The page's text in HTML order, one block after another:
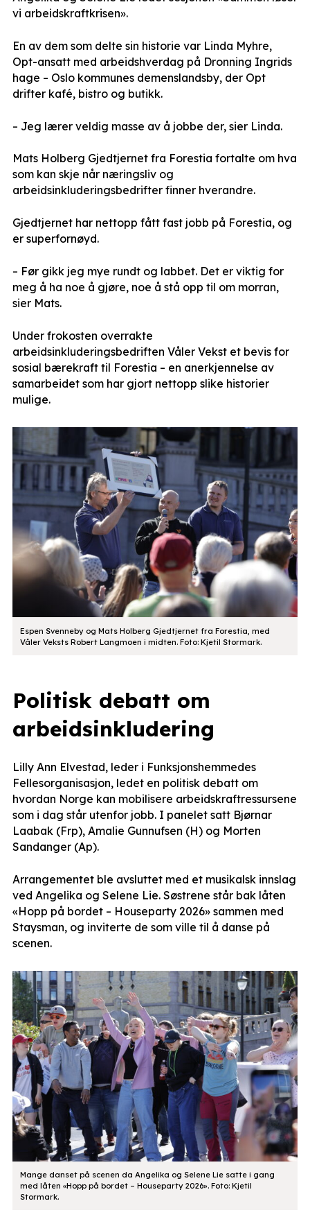
vi arbeidskraftkrisen».
En av dem som delte sin historie var Linda Myhre,
Opt-ansatt med arbeidshverdag på Dronning Ingrids
hage – Oslo kommunes demenslandsby, der Opt
drifter kafé, bistro og butikk.
– Jeg lærer veldig masse av å jobbe der, sier Linda.
Mats Holberg Gjedtjernet fra Forestia fortalte om hva
som kan skje når næringsliv og
arbeidsinkluderingsbedrifter finner hverandre.
Gjedtjernet har nettopp fått fast jobb på Forestia, og
er superfornøyd.
– Før gikk jeg mye rundt og labbet. Det er viktig for
meg å ha noe å gjøre, noe å stå opp til om morran,
sier Mats.
Under frokosten overrakte
arbeidsinkluderingsbedriften Våler Vekst et bevis for
sosial bærekraft til Forestia – en anerkjennelse av
samarbeidet som har gjort nettopp slike historier
mulige.
Espen Svenneby og Mats Holberg Gjedtjernet fra Forestia, med
Våler Veksts Robert Langmoen i midten. Foto: Kjetil Stormark.
Politisk debatt om
arbeidsinkludering
Lilly Ann Elvestad, leder i Funksjonshemmedes
Fellesorganisasjon, ledet en politisk debatt om
hvordan Norge kan mobilisere arbeidskraftressursene
som i dag står utenfor jobb. I panelet satt Bjørnar
Laabak (Frp), Amalie Gunnufsen (H) og Morten
Sandanger (Ap).
Arrangementet ble avsluttet med et musikalsk innslag
ved Angelika og Selene Lie. Søstrene står bak låten
«Hopp på bordet – Houseparty 2026» sammen med
Staysman, og inviterte de som ville til å danse på
scenen.
Mange danset på scenen da Angelika og Selene Lie satte i gang
med låten «Hopp på bordet – Houseparty 2026». Foto: Kjetil
Stormark.